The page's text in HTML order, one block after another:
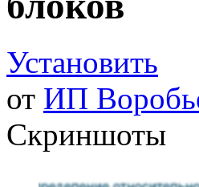
Установить
от ИП
Скриншоты